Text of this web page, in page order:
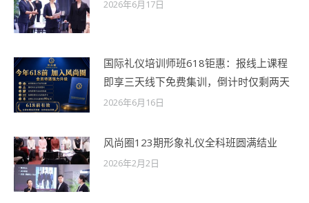
2026年6月17日
国际礼仪培训师班618钜惠：报线上课程
即享三天线下免费集训，倒计时仅剩两天
2026年6月16日
风尚圈123期形象礼仪全科班圆满结业
2026年2月2日